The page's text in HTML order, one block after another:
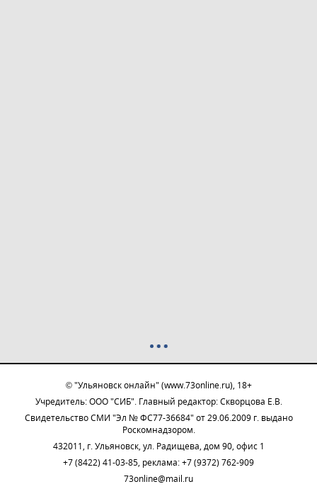
© "Ульяновск онлайн" (www.73online.ru), 18+
Учредитель: ООО "СИБ". Главный редактор: Скворцова Е.В.
Свидетельство СМИ "Эл № ФС77-36684" от 29.06.2009 г. выдано
Роскомнадзором.
432011, г. Ульяновск, ул. Радищева, дом 90, офис 1
+7 (8422) 41-03-85, реклама: +7 (9372) 762-909
73online@mail.ru